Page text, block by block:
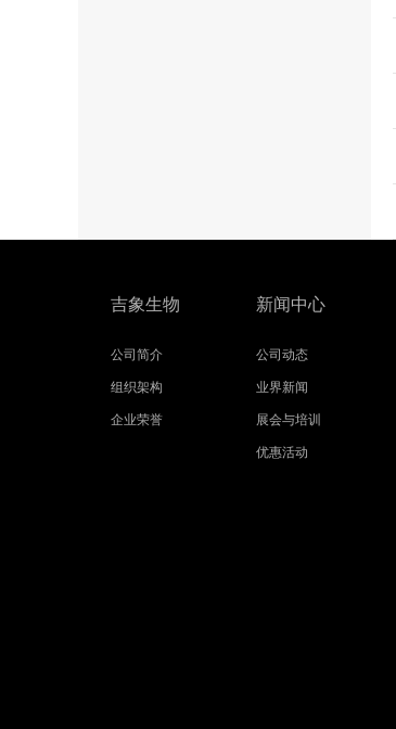
吉象生物
公司简介
组织架构
企业荣誉
新闻中心
公司动态
业界新闻
展会与培训
优惠活动